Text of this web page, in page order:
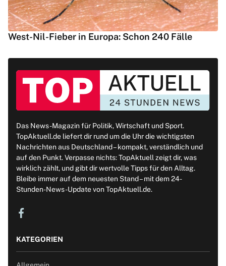
West-Nil-Fieber in Europa: Schon 240 Fälle
Das News-Magazin für Politik, Wirtschaft und Sport.
TopAktuell.de liefert dir rund um die Uhr die wichtigsten
Nachrichten aus Deutschland – kompakt, verständlich und
auf den Punkt. Verpasse nichts: TopAktuell zeigt dir, was
wirklich zählt, und gibt dir wertvolle Tipps für den Alltag.
Bleibe immer auf dem neuesten Stand – mit dem 24-
Stunden-News-Update von TopAktuell.de.
KATEGORIEN